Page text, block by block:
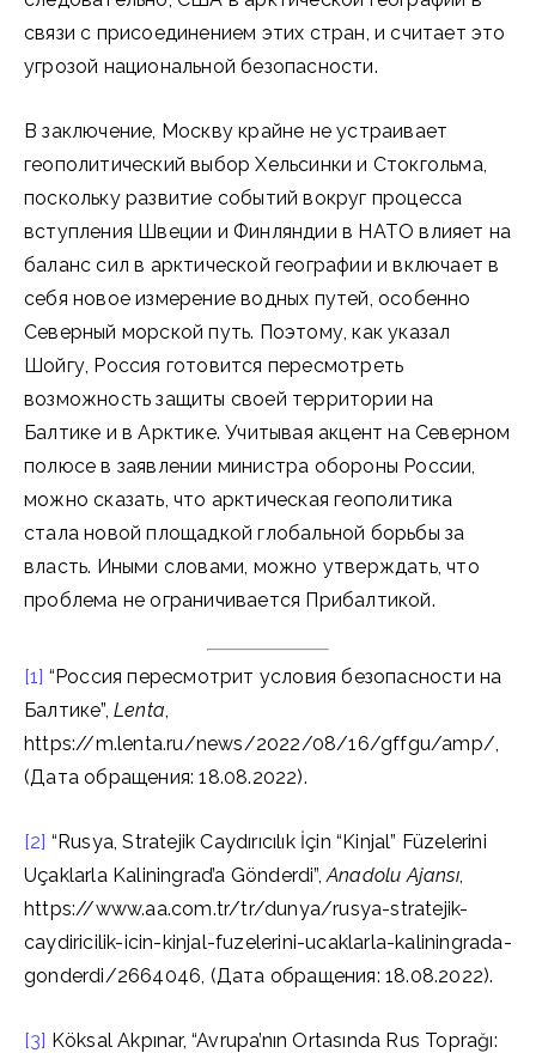
связи с присоединением этих стран, и считает это
угрозой национальной безопасности.
В заключение, Москву крайне не устраивает
геополитический выбор Хельсинки и Стокгольма,
поскольку развитие событий вокруг процесса
вступления Швеции и Финляндии в НАТО влияет на
баланс сил в арктической географии и включает в
себя новое измерение водных путей, особенно
Северный морской путь. Поэтому, как указал
Шойгу, Россия готовится пересмотреть
возможность защиты своей территории на
Балтике и в Арктике. Учитывая акцент на Северном
полюсе в заявлении министра обороны России,
можно сказать, что арктическая геополитика
стала новой площадкой глобальной борьбы за
власть. Иными словами, можно утверждать, что
проблема не ограничивается Прибалтикой.
[1] “Россия пересмотрит условия безопасности на
Балтике”, Lenta,
https://m.lenta.ru/news/2022/08/16/gffgu/amp/,
(Дата обращения: 18.08.2022).
[2] “Rusya, Stratejik Caydırıcılık İçin “Kinjal” Füzelerini
Uçaklarla Kaliningrad’a Gönderdi”,Anadolu Ajansı,
https://www.aa.com.tr/tr/dunya/rusya-stratejik-
caydiricilik-icin-kinjal-fuzelerini-ucaklarla-kaliningrada-
gonderdi/2664046, (Дата обращения: 18.08.2022).
[3] Köksal Akpınar, “Avrupa’nın Ortasında Rus Toprağı: